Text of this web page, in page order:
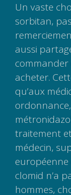
Un vaste
sorbitan,
aussi
commander
acheter.
qu’aux
traitement
médecin,
européenne
clomid n’a
hommes,